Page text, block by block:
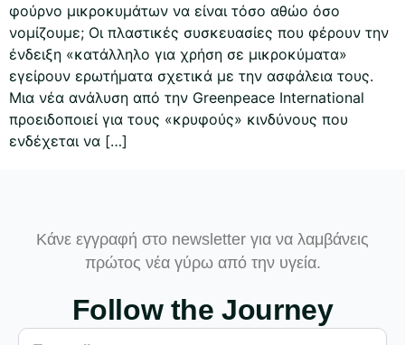
φούρνο μικροκυμάτων να είναι τόσο αθώο όσο
νομίζουμε; Οι πλαστικές συσκευασίες που φέρουν την
ένδειξη «κατάλληλο για χρήση σε μικροκύματα»
εγείρουν ερωτήματα σχετικά με την ασφάλεια τους.
Μια νέα ανάλυση από την Greenpeace International
προειδοποιεί για τους «κρυφούς» κινδύνους που
ενδέχεται να […]
Κάνε εγγραφή στο newsletter για να λαμβάνεις
πρώτος νέα γύρω από την υγεία.
Follow the Journey